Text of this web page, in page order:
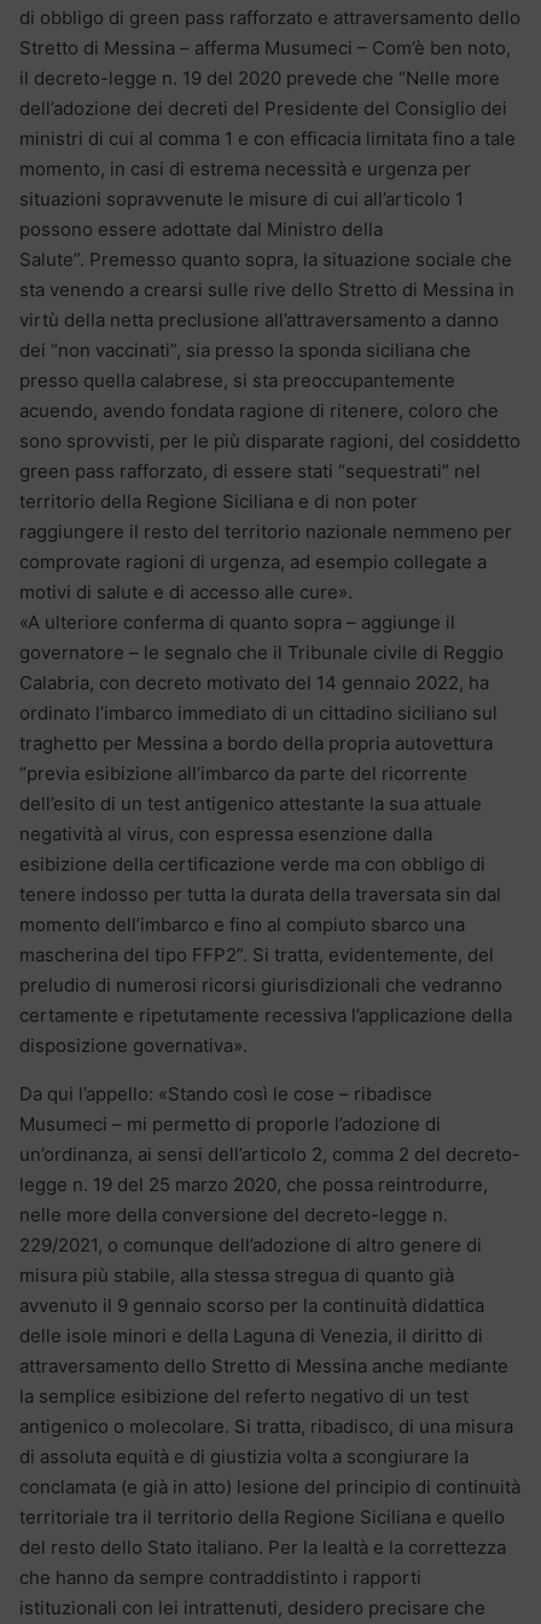
di obbligo di green pass rafforzato e attraversamento dello
Stretto di Messina – afferma Musumeci – Com’è ben noto,
il decreto-legge n. 19 del 2020 prevede che “Nelle more
dell’adozione dei decreti del Presidente del Consiglio dei
ministri di cui al comma 1 e con efficacia limitata fino a tale
momento, in casi di estrema necessità e urgenza per
situazioni sopravvenute le misure di cui all’articolo 1
possono essere adottate dal Ministro della
Salute”. Premesso quanto sopra, la situazione sociale che
sta venendo a crearsi sulle rive dello Stretto di Messina in
virtù della netta preclusione all’attraversamento a danno
dei “non vaccinati”, sia presso la sponda siciliana che
presso quella calabrese, si sta preoccupantemente
acuendo, avendo fondata ragione di ritenere, coloro che
sono sprovvisti, per le più disparate ragioni, del cosiddetto
green pass rafforzato, di essere stati “sequestrati” nel
territorio della Regione Siciliana e di non poter
raggiungere il resto del territorio nazionale nemmeno per
comprovate ragioni di urgenza, ad esempio collegate a
motivi di salute e di accesso alle cure».
«A ulteriore conferma di quanto sopra – aggiunge il
governatore – le segnalo che il Tribunale civile di Reggio
Calabria, con decreto motivato del 14 gennaio 2022, ha
ordinato l’imbarco immediato di un cittadino siciliano sul
traghetto per Messina a bordo della propria autovettura
“previa esibizione all’imbarco da parte del ricorrente
dell’esito di un test antigenico attestante la sua attuale
negatività al virus, con espressa esenzione dalla
esibizione della certificazione verde ma con obbligo di
tenere indosso per tutta la durata della traversata sin dal
momento dell’imbarco e fino al compiuto sbarco una
mascherina del tipo FFP2”. Si tratta, evidentemente, del
preludio di numerosi ricorsi giurisdizionali che vedranno
certamente e ripetutamente recessiva l’applicazione della
disposizione governativa».
Da qui l’appello: «Stando così le cose – ribadisce
Musumeci – mi permetto di proporle l’adozione di
un’ordinanza, ai sensi dell’articolo 2, comma 2 del decreto-
legge n. 19 del 25 marzo 2020, che possa reintrodurre,
nelle more della conversione del decreto-legge n.
229/2021, o comunque dell’adozione di altro genere di
misura più stabile, alla stessa stregua di quanto già
avvenuto il 9 gennaio scorso per la continuità didattica
delle isole minori e della Laguna di Venezia, il diritto di
attraversamento dello Stretto di Messina anche mediante
la semplice esibizione del referto negativo di un test
antigenico o molecolare. Si tratta, ribadisco, di una misura
di assoluta equità e di giustizia volta a scongiurare la
conclamata (e già in atto) lesione del principio di continuità
territoriale tra il territorio della Regione Siciliana e quello
del resto dello Stato italiano. Per la lealtà e la correttezza
che hanno da sempre contraddistinto i rapporti
istituzionali con lei intrattenuti, desidero precisare che